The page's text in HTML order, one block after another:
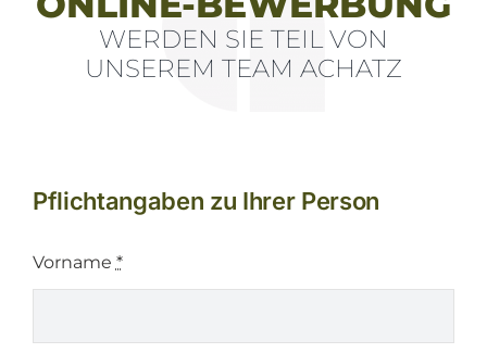
WERDEN SIE TEIL VON
UNSEREM TEAM ACHATZ
Pflichtangaben zu Ihrer Person
Vorname *